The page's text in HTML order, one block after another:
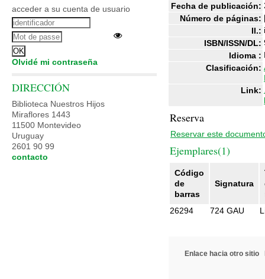
Fecha de publicación:
Número de páginas:
Il.:
ISBN/ISSN/DL:
Idioma :
Clasificación:
Link:
Reserva
Reservar este
Ejemplares(1)
Código
de
barras
Signatura
26294
724 GAU
Enlace hacia otro sitio
acceder a su cuenta de usuario
Olvidé mi contraseña
DIRECCIÓN
Biblioteca Nuestros Hijos
Miraflores 1443
11500 Montevideo
Uruguay
2601 90 99
contacto